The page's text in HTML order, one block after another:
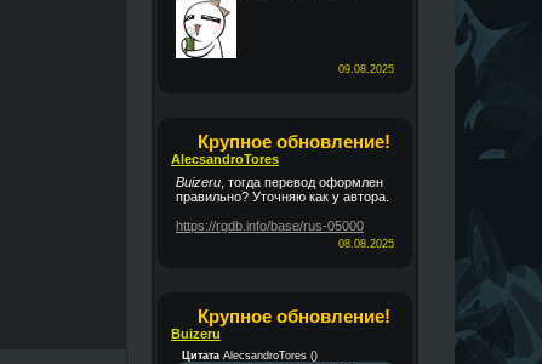
09.08.2025
Крупное обновление!
AlecsandroTores
Buizeru , тогда перевод оформлен
правильно? Уточняю как у автора.
https://rgdb.info/base/rus-05000
08.08.2025
Крупное обновление!
Buizeru
Цитата AlecsandroTores ()